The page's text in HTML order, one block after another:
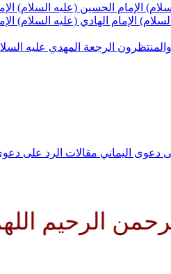
الإمام الحسين (عليه السلام)
الإمام الهادي (عليه السلام)
والمنتظرون الرجعة المهدي عليه
دعوى اليماني مقالات الرد على
اللهم كن